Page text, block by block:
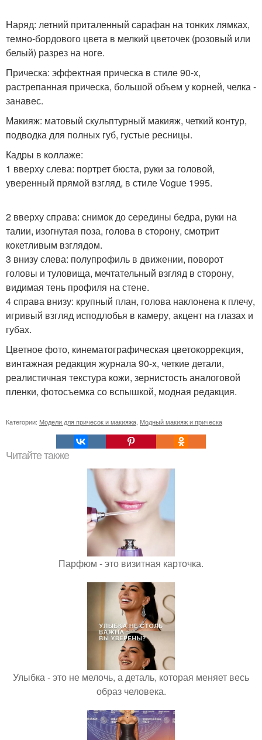
Наряд: летний приталенный сарафан на тонких лямках,
темно-бордового цвета в мелкий цветочек (розовый или
белый) разрез на ноге.
Прическа: эффектная прическа в стиле 90-х,
растрепанная прическа, большой объем у корней, челка -
занавес.
Макияж: матовый скульптурный макияж, четкий контур,
подводка для полных губ, густые ресницы.
Кадры в коллаже:
1 вверху слева: портрет бюста, руки за головой,
уверенный прямой взгляд, в стиле Vogue 1995.
2 вверху справа: снимок до середины бедра, руки на
талии, изогнутая поза, голова в сторону, смотрит
кокетливым взглядом.
3 внизу слева: полупрофиль в движении, поворот
головы и туловища, мечтательный взгляд в сторону,
видимая тень профиля на стене.
4 справа внизу: крупный план, голова наклонена к плечу,
игривый взгляд исподлобья в камеру, акцент на глазах и
губах.
Цветное фото, кинематографическая цветокоррекция,
винтажная редакция журнала 90-х, четкие детали,
реалистичная текстура кожи, зернистость аналоговой
пленки, фотосъемка со вспышкой, модная редакция.
Категории: Модели для причесок и макияжа Модный макияж и прическа
Читайте также
Парфюм - это визитная карточка.
Улыбка - это не мелочь, а деталь, которая меняет весь
образ человека.